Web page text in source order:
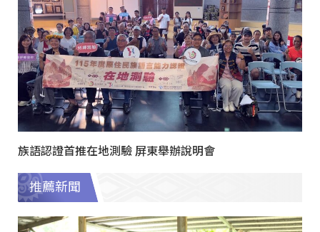
族語認證首推在地測驗 屏東舉辦說明會
推薦新聞